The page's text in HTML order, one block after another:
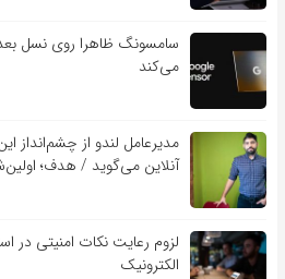
سامسونگ ظاهرا روی نسل
می‌کند
مدیرعامل لندو از چشم‌انداز
آنلاین می‌گوید / هدف؛
لزوم رعایت نکات امنیتی در
الکترونیک